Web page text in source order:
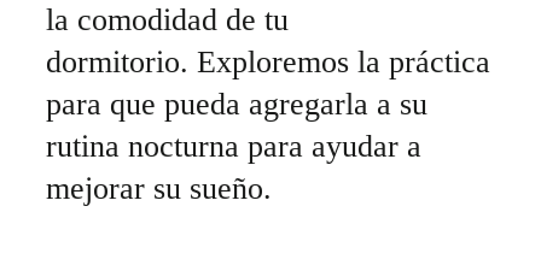
la comodidad de tu
dormitorio. Exploremos la práctica
para que pueda agregarla a su
rutina nocturna para ayudar a
mejorar su sueño.